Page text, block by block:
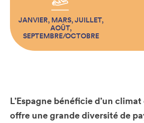
JANVIER, MARS, JUILLET,
AOÛT,
SEPTEMBRE/OCTOBRE
L’Espagne bénéficie d’un
offre une grande diversité de